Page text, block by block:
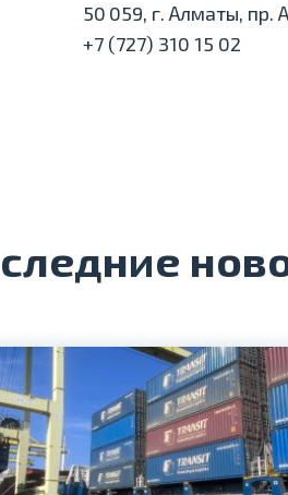
50 059, г. Алматы, пр.
+7 (727) 310 15 02